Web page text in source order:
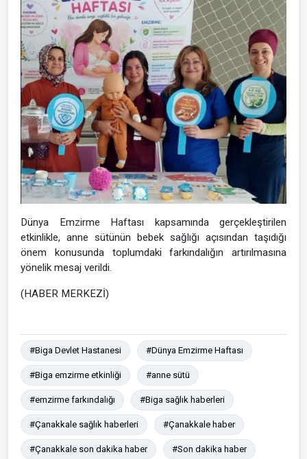
Dünya Emzirme Haftası kapsamında gerçekleştirilen
etkinlikle, anne sütünün bebek sağlığı açısından taşıdığı
önem konusunda toplumdaki farkındalığın artırılmasına
yönelik mesaj verildi.
(HABER MERKEZİ)
#Biga Devlet Hastanesi #Dünya Emzirme Haftası
#Biga emzirme etkinliği #anne sütü
#emzirme farkındalığı #Biga sağlık haberleri
#Çanakkale sağlık haberleri #Çanakkale haber
#Çanakkale son dakika haber #Son dakika haber